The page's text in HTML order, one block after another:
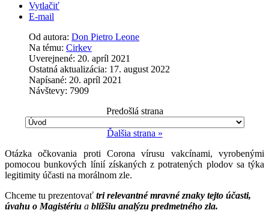
Vytlačiť
E-mail
Od autora: Don Pietro Leone
Na tému: Cirkev
Uverejnené: 20. apríl 2021
Ostatná aktualizácia: 17. august 2022
Napísané: 20. apríl 2021
Návštevy: 7909
Predošlá strana
Ďalšia strana »
Otázka očkovania proti Corona vírusu vakcínami, vyrobenými
pomocou bunkových línií získaných z potratených plodov sa týka
legitimity účasti na morálnom zle.
Chceme tu prezentovať tri relevantné mravné znaky tejto účasti,
úvahu o Magistériu a bližšiu analýzu predmetného zla.